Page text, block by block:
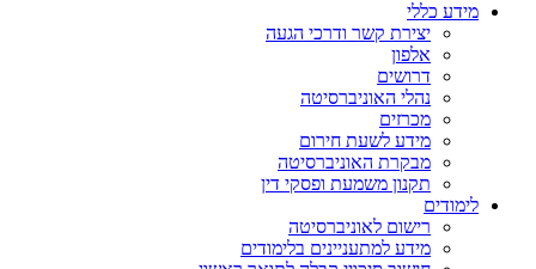
מידע כללי
יצירת קשר ודרכי הגעה
אלפון
דרושים
נהלי האוניברסיטה
מכרזים
מידע לשעת חירום
מבקרת האוניברסיטה
תקנון משמעת ופסקי דין
לימודים
רישום לאוניברסיטה
מידע למתעניינים בלימודים